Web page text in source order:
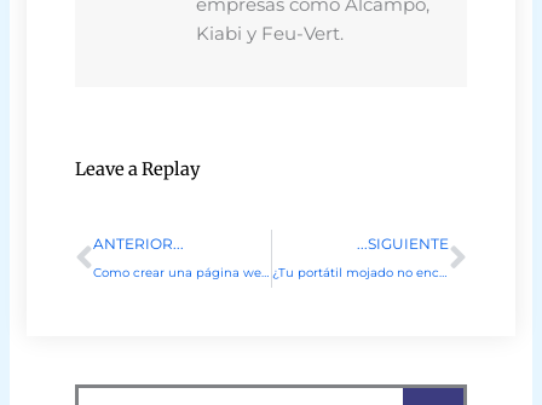
Kiabi y Feu-Vert.
Leave a Replay
Ant
ANTERIOR...
Como crear una página web para mi empresa desde cero
...SIGUIENTE
¿Tu portátil mojado no enciende?